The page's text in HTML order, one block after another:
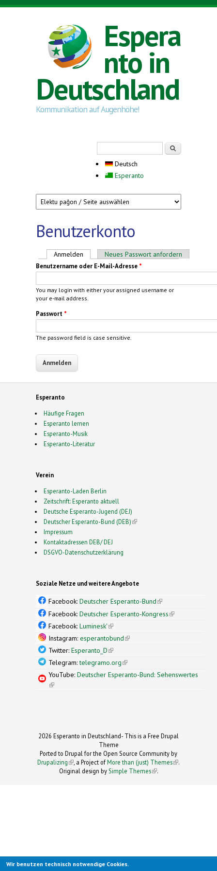
Direkt zum Inhalt
Espera
nto in
Deutschland
Kommunikation auf Augenhöhe!
Deutsch
Esperanto
Benutzerkonto
Haupt-Reiter
Anmelden (aktiver Reiter)
Neues Passwort anfordern
Benutzername oder E-Mail-Adresse *
You may login with either your assigned username or
your e-mail address.
Passwort *
The password field is case sensitive.
Esperanto
Häufige Fragen
Esperanto lernen
Esperanto-Musik
Esperanto-Literatur
Verein
Esperanto-Laden Berlin
Zeitschrift: Esperanto aktuell
Deutsche Esperanto-Jugend (DEJ)
Deutscher Esperanto-Bund (DEB)(link is external)
Impressum
Kontaktadressen DEB/ DEJ
DSGVO-Datenschutzerklärung
Soziale Netze und weitere Angebote
Facebook: Deutscher Esperanto-Bund(link is
external)
Facebook: Deutscher Esperanto-Kongress(link is
Facebook: Luminesk'(link is external)
Instagram: esperantobund(link is external)
Twitter: Esperanto_D(link is external)
Telegram:telegramo.org(link is external)
YouTube: Deutscher Esperanto-Bund: Sehenswertes
(link is external)
2026 Esperanto in Deutschland- This is a Free Drupal
Theme
Ported to Drupal for the Open Source Community by
Drupalizing(link is external)
, a Project ofMore than (just) Themes (link is
.
Original design by Simple Themes
(link is
.
Wir benutzen technisch notwendige Cookies.